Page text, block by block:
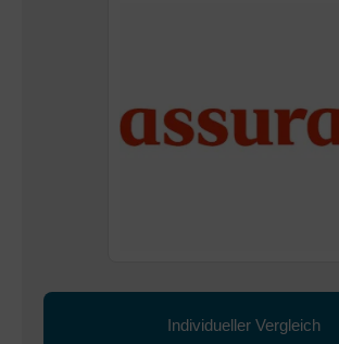
Individueller Vergleich